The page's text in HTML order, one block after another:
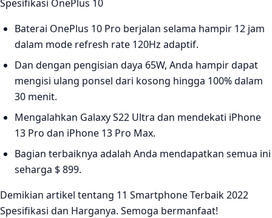
Spesifikasi OnePlus 10
Baterai OnePlus 10 Pro berjalan selama hampir 12 jam
dalam mode refresh rate 120Hz adaptif.
Dan dengan pengisian daya 65W, Anda hampir dapat
mengisi ulang ponsel dari kosong hingga 100% dalam
30 menit.
Mengalahkan Galaxy S22 Ultra dan mendekati iPhone
13 Pro dan iPhone 13 Pro Max.
Bagian terbaiknya adalah Anda mendapatkan semua ini
seharga $ 899.
Demikian artikel tentang 11 Smartphone Terbaik 2022
Spesifikasi dan Harganya. Semoga bermanfaat!